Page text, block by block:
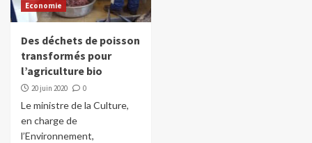
Economie
Des déchets de poisson
transformés pour
l’agriculture bio
20 juin 2020 0
Le ministre de la Culture,
en charge de
l’Environnement,